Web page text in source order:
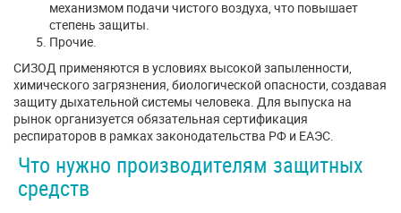
механизмом подачи чистого воздуха, что повышает
степень защиты.
Прочие.
СИЗОД применяются в условиях высокой запыленности,
химического загрязнения, биологической опасности, создавая
защиту дыхательной системы человека. Для выпуска на
рынок организуется обязательная сертификация
респираторов в рамках законодательства РФ и ЕАЭС.
Что нужно производителям защитных
средств